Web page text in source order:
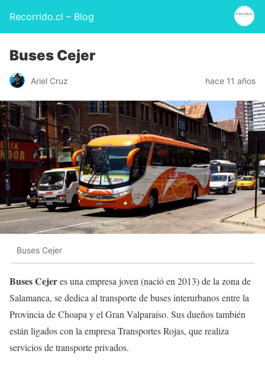
Recorrido.cl – Blog
Buses Cejer
Ariel Cruz hace 11 años
Buses Cejer
Buses Cejeres una empresa joven (nació en 2013) de la zona de
Salamanca, se dedica al transporte de buses interurbanos entre la
Provincia de Choapa y el Gran Valparaíso. Sus dueños también
están ligados con la empresa Transportes Rojas, que realiza
servicios de transporte privados.